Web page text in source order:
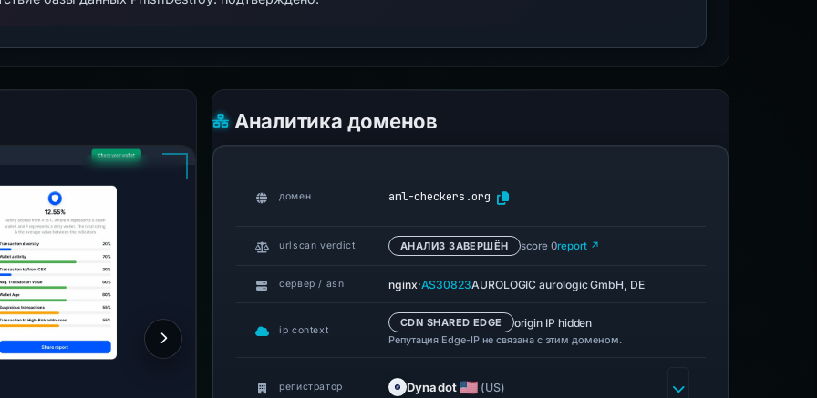
Аналитика доменов
домен aml-checkers.org
urlscan verdict АНАЛИЗ ЗАВЕРШЁН score 0report ↗
сервер / asn nginx·AS30823AUROLOGIC aurologic GmbH, DE
ip context
CDN SHARED EDGE origin IP hidden
Репутация Edge-IP не связана с этим доменом.
регистратор Dynadot (US)